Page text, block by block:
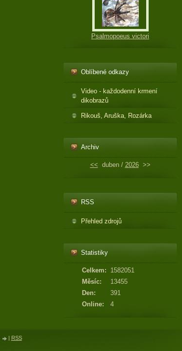
Psalmopoeus victori
Oblíbené odkazy
Video - každodenní krmení
dikobrazů
Rikouš, Aruška, Rozárka
Archiv
<< duben / 2026 >>
RSS
Přehled zdrojů
Statistiky
Online: 4
Celkem:
1582051
Měsíc:
13455
Den:
391
| RSS